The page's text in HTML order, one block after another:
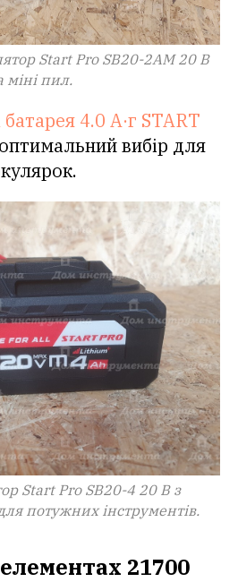
Start Pro SB20-2АМ 20 В
міні пил.
4.0 А·г START
вибір для
Start Pro SB20-4 20 В з
потужних інструментів.
21700